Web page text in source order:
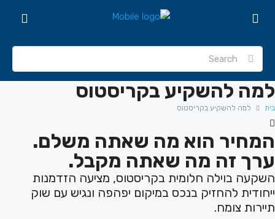
למה להשקיע בקריסטוס
בית למה להשקיע בקריסטוס
המחיר הוא מה שאתה משלם.
ערך זה מה שאתה מקבל.
השקעה בוילה חלומית בקריסטוס, מציעה הזדמנות
ייחודית להחזיק בנכס במיקום יפהפה ונגיש עם שוק
תיירות צומח.